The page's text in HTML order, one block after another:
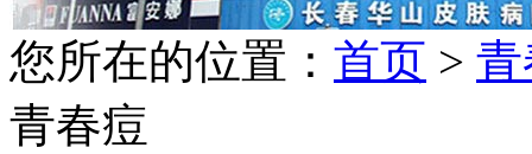
您所在的位置： 首页 >
青春痘